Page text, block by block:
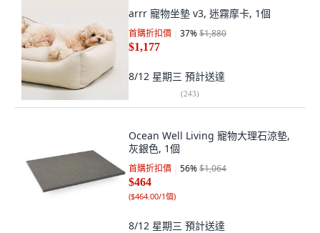
arrr 寵物坐墊 v3, 迷霧摩卡, 1個
首購折扣價 37%$1,880
$1,177
8/12 星期三 預計送達
(243)
Ocean Well Living 寵物大理石涼墊,
灰銀色, 1個
首購折扣價 56%$1,064
$464
($464.00/1個)
8/12 星期三 預計送達